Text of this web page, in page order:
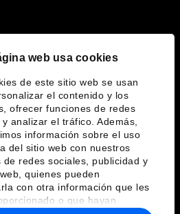
web usa cookies
de este sitio web se usan
el contenido y los
ofrecer funciones de redes
analizar el tráfico. Además,
información sobre el uso
del sitio web con nuestros
de redes sociales, publicidad y
quienes pueden
con otra información que les
o que hayan